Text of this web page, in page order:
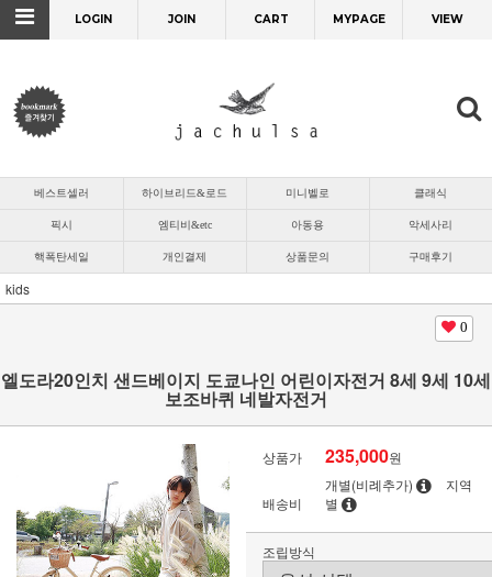
LOGIN JOIN CART MYPAGE VIEW
베스트셀러 하이브리드&로드 미니벨로 클래식
픽시 엠티비&etc 아동용 악세사리
핵폭탄세일 개인결제 상품문의 구매후기
kids
0
엘도라20인치 샌드베이지 도쿄나인 어린이자전거 8세 9세 10세
보조바퀴 네발자전거
상품가 235,000원
배송비
개별(비례추가)
지역
별
조립방식